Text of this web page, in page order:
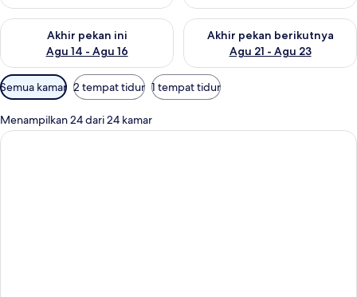
Akhir pekan ini
Agu 14 - Agu 16
Periksa ketersediaan untuk akhir pekan ini Agu 14 - Agu 16
Akhir pekan berikutnya
Agu 21 - Agu 23
Periksa ketersediaan untuk
Filter
tersedia
untuk
kamar
Semua kamar 2 tempat tidur 1 tempat tidur
Menampilkan 24 dari 24 kamar